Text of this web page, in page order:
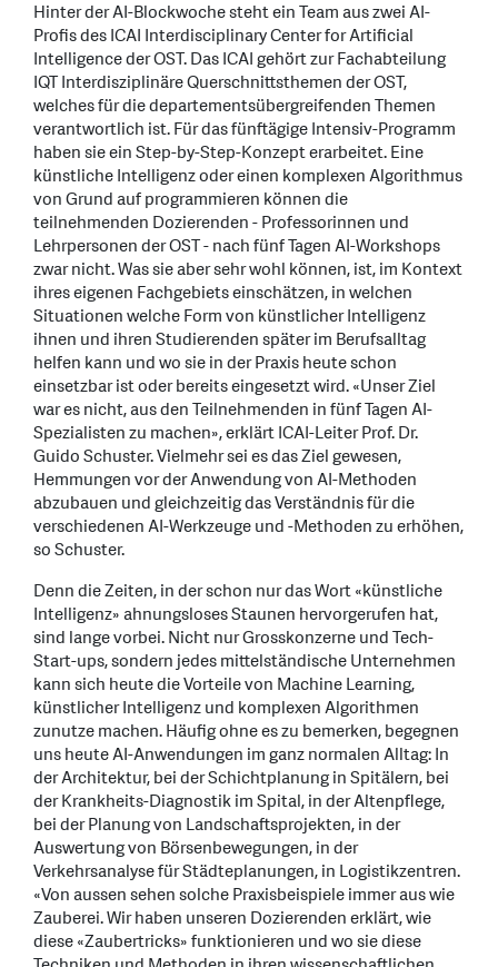
Hinter der AI-Blockwoche steht ein Team aus zwei AI-
Profis des ICAI Interdisciplinary Center for Artificial
Intelligence der OST. Das ICAI gehört zur Fachabteilung
IQT Interdisziplinäre Querschnittsthemen der OST,
welches für die departementsübergreifenden Themen
verantwortlich ist. Für das fünftägige Intensiv-Programm
haben sie ein Step-by-Step-Konzept erarbeitet. Eine
künstliche Intelligenz oder einen komplexen Algorithmus
von Grund auf programmieren können die
teilnehmenden Dozierenden - Professorinnen und
Lehrpersonen der OST - nach fünf Tagen AI-Workshops
zwar nicht. Was sie aber sehr wohl können, ist, im Kontext
ihres eigenen Fachgebiets einschätzen, in welchen
Situationen welche Form von künstlicher Intelligenz
ihnen und ihren Studierenden später im Berufsalltag
helfen kann und wo sie in der Praxis heute schon
einsetzbar ist oder bereits eingesetzt wird. «Unser Ziel
war es nicht, aus den Teilnehmenden in fünf Tagen AI-
Spezialisten zu machen», erklärt ICAI-Leiter Prof. Dr.
Guido Schuster. Vielmehr sei es das Ziel gewesen,
Hemmungen vor der Anwendung von AI-Methoden
abzubauen und gleichzeitig das Verständnis für die
verschiedenen AI-Werkzeuge und -Methoden zu erhöhen,
so Schuster.
Denn die Zeiten, in der schon nur das Wort «künstliche
Intelligenz» ahnungsloses Staunen hervorgerufen hat,
sind lange vorbei. Nicht nur Grosskonzerne und Tech-
Start-ups, sondern jedes mittelständische Unternehmen
kann sich heute die Vorteile von Machine Learning,
künstlicher Intelligenz und komplexen Algorithmen
zunutze machen. Häufig ohne es zu bemerken, begegnen
uns heute AI-Anwendungen im ganz normalen Alltag: In
der Architektur, bei der Schichtplanung in Spitälern, bei
der Krankheits-Diagnostik im Spital, in der Altenpflege,
bei der Planung von Landschaftsprojekten, in der
Auswertung von Börsenbewegungen, in der
Verkehrsanalyse für Städteplanungen, in Logistikzentren.
«Von aussen sehen solche Praxisbeispiele immer aus wie
Zauberei. Wir haben unseren Dozierenden erklärt, wie
diese «Zaubertricks» funktionieren und wo sie diese